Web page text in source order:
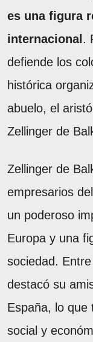
es una figura
internacional .
defiende los
histórica
abuelo, el
Zellinger de
Zellinger de
empresarios
un poderoso
Europa y una
sociedad.
destacó su
España, lo que
social y